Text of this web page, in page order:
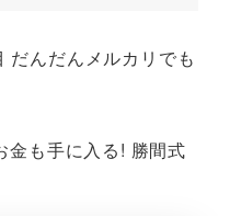
だんだんメルカリでも
金も手に入る! 勝間式